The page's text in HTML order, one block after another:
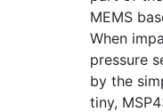
MEMS
When
pressure
by the
tiny,